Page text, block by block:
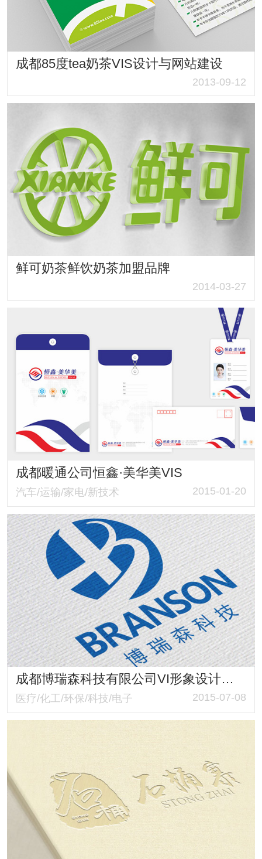
成都85度tea奶茶VIS设计与网站建设
2013-09-12
鲜可奶茶鲜饮奶茶加盟品牌
2014-03-27
成都暖通公司恒鑫·美华美VIS
汽车/运输/家电/新技术 2015-01-20
成都博瑞森科技有限公司VI形象设计案例
医疗/化工/环保/科技/电子 2015-07-08